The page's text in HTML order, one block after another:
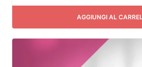
AGGIUNGI AL